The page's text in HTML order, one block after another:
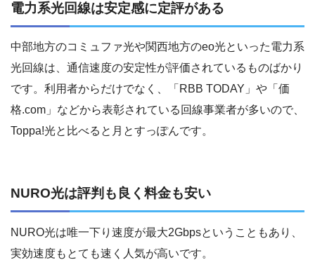
電力系光回線は安定感に定評がある
中部地方のコミュファ光や関西地方のeo光といった電力系
光回線は、通信速度の安定性が評価されているものばかり
です。利用者からだけでなく、「RBB TODAY」や「価
格.com」などから表彰されている回線事業者が多いので、
Toppa!光と比べると月とすっぽんです。
NURO光は評判も良く料金も安い
NURO光は唯一下り速度が最大2Gbpsということもあり、
実効速度もとても速く人気が高いです。